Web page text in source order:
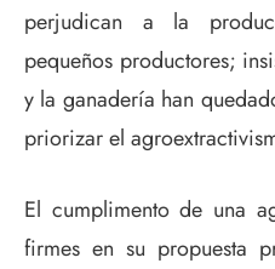
perjudican a la
pequeños productores;
y la ganadería han
priorizar el
El cumplimento de una
firmes en su propuesta